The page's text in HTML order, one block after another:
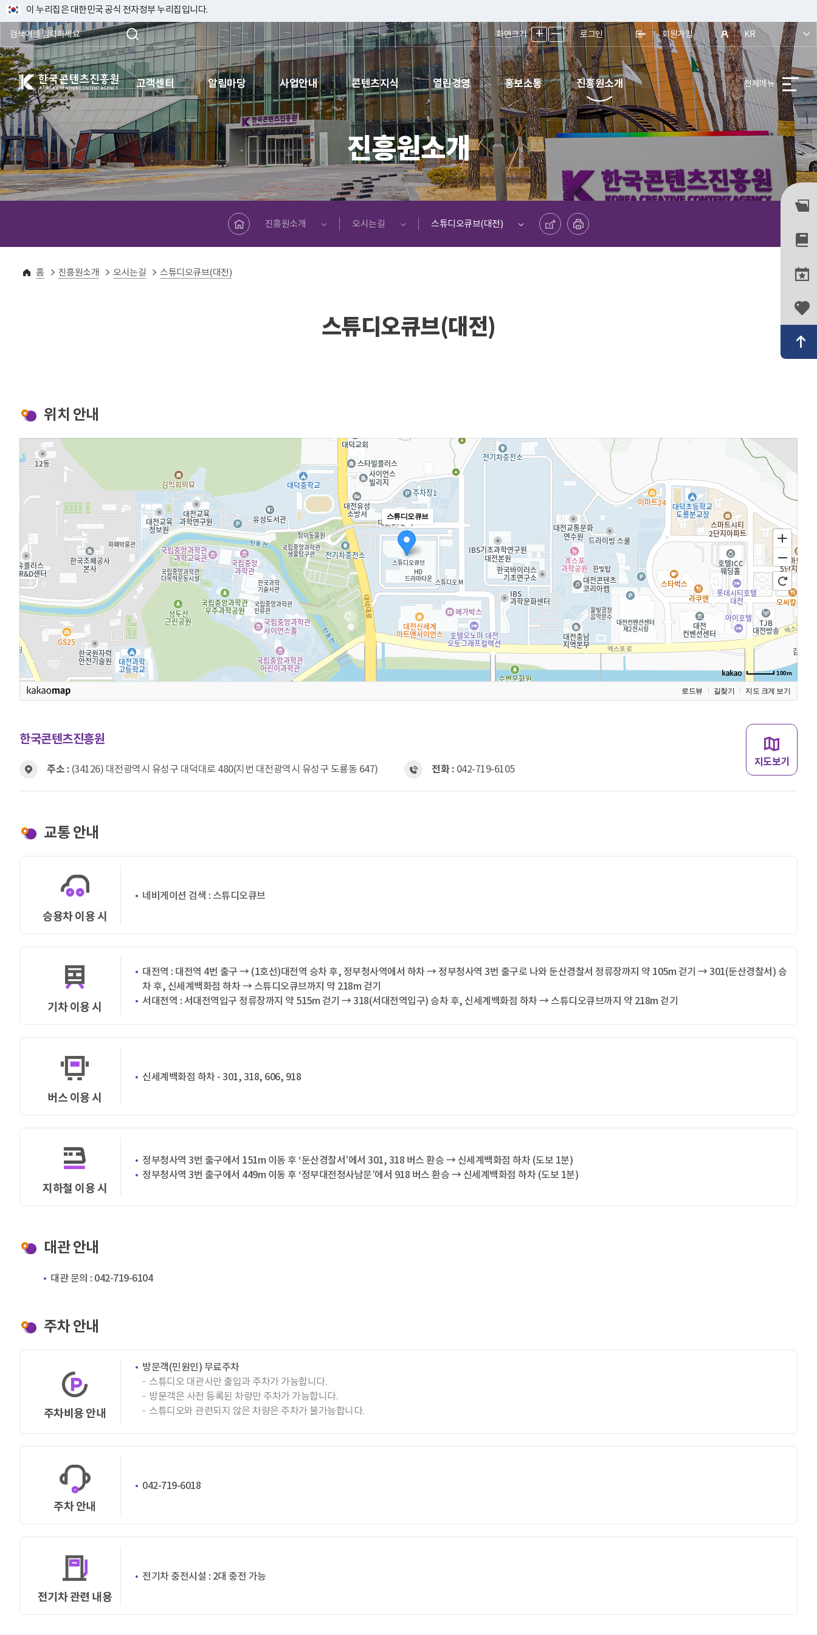
이 누리집은 대한민국 공식 전자정부 누리집입니다.
화면크기 + ㅡ 로그인 회원가입 KR
한국콘텐츠진흥원 KOREA CREATIVE CONTENT AGENCY 고객센터 알림마당 사업안내 콘텐츠지식 열린경영 홍보소통 진흥원소개 전체메뉴
진흥원소개
메인페이지로 바로가기
진흥원소개
오시는길 스튜디오큐브(대전)
공유하기 프린트하기
홈 진흥원소개 오시는길 스튜디오큐브(대전)
스튜디오큐브(대전)
위치 안내
스튜디오큐브
100m
로드뷰 길찾기 지도 크게 보기
한국콘텐츠진흥원
주소 : (34126) 대전광역시 유성구 대덕대로 480(지번 대전광역시 유성구 도룡동 647) 전화 : 042-719-6105
지도보기
교통 안내
승용차 이용 시
네비게이션 검색 : 스튜디오큐브
기차 이용 시
대전역 : 대전역 4번 출구 → (1호선)대전역 승차 후, 정부청사역에서 하차 → 정부청사역 3번 출구로 나와 둔산경찰서 정류장까지 약 105m 걷기 → 301(둔산경찰서) 승
차 후, 신세계백화점 하차 → 스튜디오큐브까지 약 218m 걷기
서대전역 : 서대전역입구 정류장까지 약 515m 걷기 → 318(서대전역입구) 승차 후, 신세계백화점 하차 → 스튜디오큐브까지 약 218m 걷기
버스 이용 시
신세계백화점 하차 - 301, 318, 606, 918
지하철 이용 시
정부청사역 3번 출구에서 151m 이동 후 ‘둔산경찰서’에서 301, 318 버스 환승 → 신세계백화점 하차 (도보 1분)
정부청사역 3번 출구에서 449m 이동 후 ‘정부대전청사남문’에서 918 버스 환승 → 신세계백화점 하차 (도보 1분)
대관 안내
대관 문의 : 042-719-6104
주차 안내
주차비용 안내
방문객(민원인) 무료주차
스튜디오 대관사만 출입과 주차가 가능합니다.
방문객은 사전 등록된 차량만 주차가 가능합니다.
스튜디오와 관련되지 않은 차량은 주차가 불가능합니다.
주차 안내
042-719-6018
전기차 관련 내용
전기차 충전시설 : 2대 충전 가능